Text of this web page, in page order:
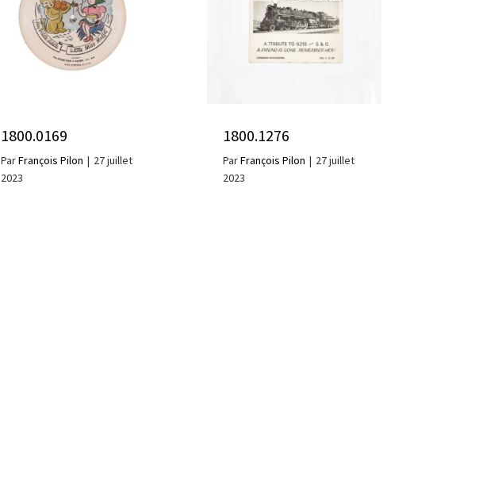
1800.0169
ParFrançois Pilon | 27 juillet
2023
1800.1276
ParFrançois Pilon | 27 juillet
2023